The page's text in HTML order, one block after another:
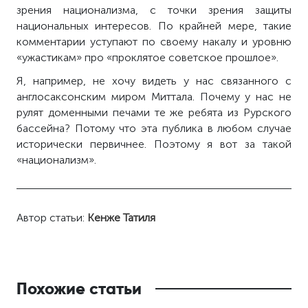
зрения национализма, с точки зрения защиты
национальных интересов. По крайней мере, такие
комментарии уступают по своему накалу и уровню
«ужастикам» про «проклятое советское прошлое».
Я, например, не хочу видеть у нас связанного с
англосаксонским миром Миттала. Почему у нас не
рулят доменными печами те же ребята из Рурского
бассейна? Потому что эта публика в любом случае
исторически первичнее. Поэтому я вот за такой
«национализм».
Автор статьи: Кенже Татиля
Похожие статьи